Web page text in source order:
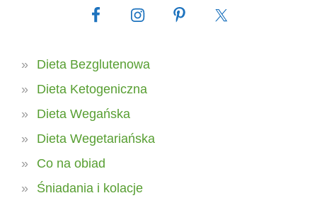
Dieta Bezglutenowa
Dieta Ketogeniczna
Dieta Wegańska
Dieta Wegetariańska
Co na obiad
Śniadania i kolacje